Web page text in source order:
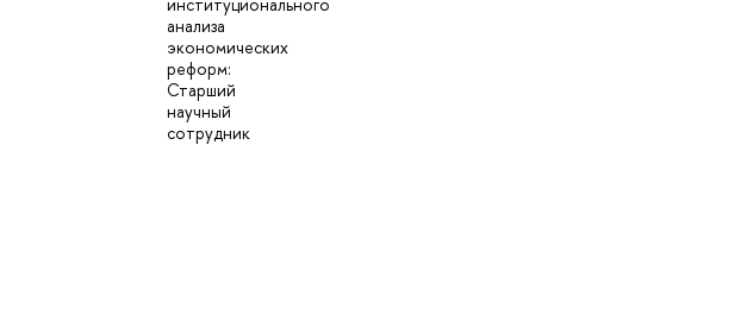
анализа
экономических
реформ:
Старший
научный
сотрудник